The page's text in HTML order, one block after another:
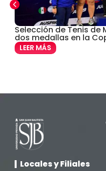
Derecho
Enfermería
Facultad de Ciencias de
Facultad de Derecho y
Selección de Tenis de
dos medallas en la
LEER MÁS
Locales y Filiales